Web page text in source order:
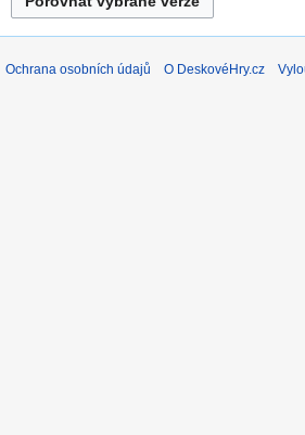
Ochrana osobních údajů O DeskovéHry.cz